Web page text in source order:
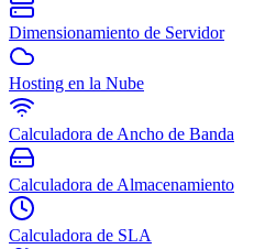
Dimensionamiento de Servidor
Hosting en la Nube
Calculadora de Ancho de Banda
Calculadora de Almacenamiento
Calculadora de SLA